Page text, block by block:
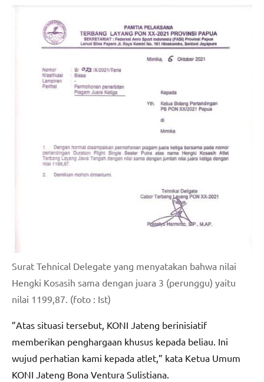
Surat Tehnical Delegate yang menyatakan bahwa nilai
Hengki Kosasih sama dengan juara 3 (perunggu) yaitu
nilai 1199,87. (foto : Ist)
”Atas situasi tersebut, KONI Jateng berinisiatif
memberikan penghargaan khusus kepada beliau. Ini
wujud perhatian kami kepada atlet,” kata Ketua Umum
KONI Jateng Bona Ventura Sulistiana.